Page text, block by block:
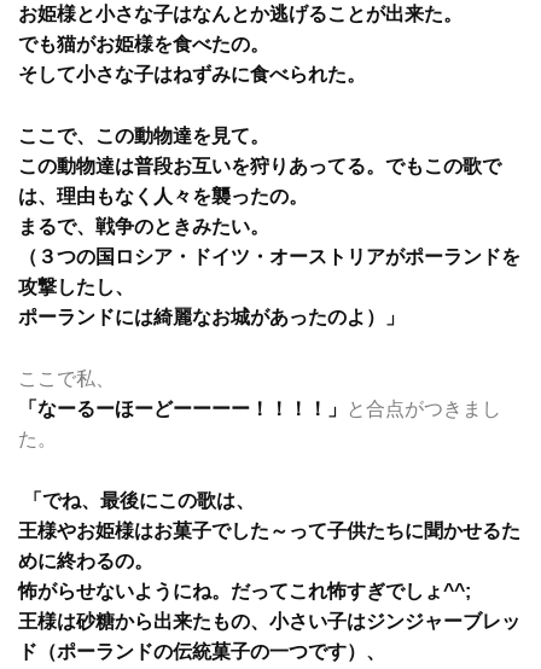
お姫様と小さな子はなんとか逃げることが出来た。
でも猫がお姫様を食べたの。
そして小さな子はねずみに食べられた。
ここで、この動物達を見て。
この動物達は普段お互いを狩りあってる。でもこの歌で
は、理由もなく人々を襲ったの。
まるで、戦争のときみたい。
（３つの国ロシア・ドイツ・オーストリアがポーランドを
攻撃したし、
ポーランドには綺麗なお城があったのよ）」
ここで私、
「なーるーほーどーーーー！！！！」
と合点がつきまし
た。
「でね、最後にこの歌は、
王様やお姫様はお菓子でした～って子供たちに聞かせるた
めに終わるの。
怖がらせないようにね。だってこれ怖すぎでしょ^^;
王様は砂糖から出来たもの、小さい子はジンジャーブレッ
ド（ポーランドの伝統菓子の一つです）、